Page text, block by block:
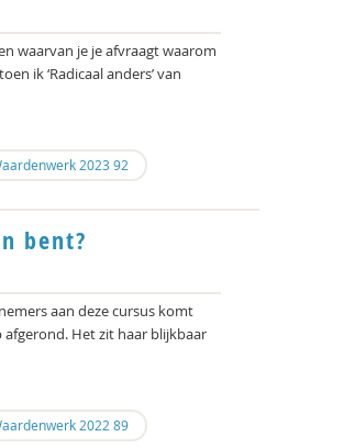
waarvan je je afvraagt waarom
ik ‘Radicaal anders’ van
2023 92
bent?
aan deze cursus komt
Het zit haar blijkbaar
2022 89